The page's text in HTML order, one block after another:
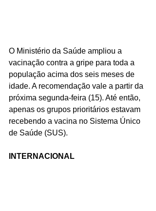
O Ministério da Saúde ampliou a
vacinação contra a gripe para toda a
população acima dos seis meses de
idade. A recomendação vale a partir da
próxima segunda-feira (15). Até então,
apenas os grupos prioritários estavam
recebendo a vacina no Sistema Único
de Saúde (SUS).
INTERNACIONAL